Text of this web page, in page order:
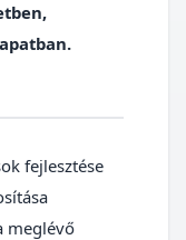
fejlesztése
meglévő